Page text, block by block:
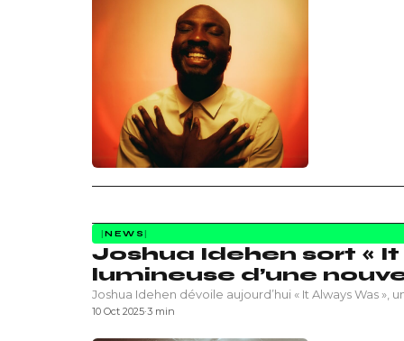
NEWS
Joshua Idehen sort «
lumineuse d’une
Joshua Idehen dévoile aujourd’hui « It Always Was
10 Oct 2025·3 min